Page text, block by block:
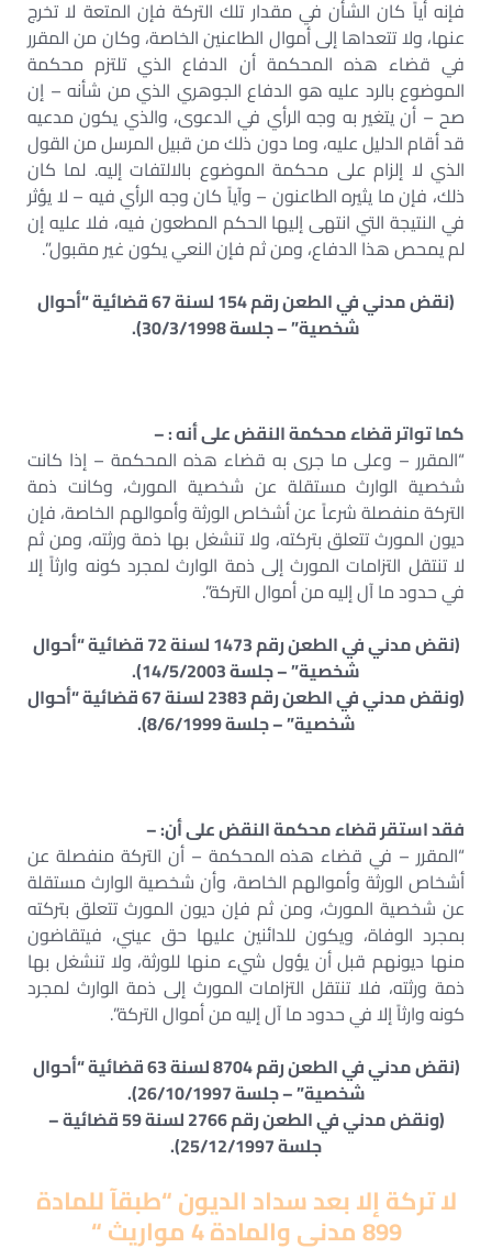
فإنه أياً كان الشأن في مقدار تلك التركة فإن المتعة لا تخرج
عنها، ولا تتعداها إلى أموال الطاعنين الخاصة، وكان من المقرر
في قضاء هذه المحكمة أن الدفاع الذي تلتزم محكمة
الموضوع بالرد عليه هو الدفاع الجوهري الذي من شأنه – إن
صح – أن يتغير به وجه الرأي في الدعوى، والذي يكون مدعيه
قد أقام الدليل عليه، وما دون ذلك من قبيل المرسل من القول
الذي لا إلزام على محكمة الموضوع بالالتفات إليه. لما كان
ذلك، فإن ما يثيره الطاعنون – وآياً كان وجه الرأي فيه – لا يؤثر
في النتيجة التي انتهى إليها الحكم المطعون فيه، فلا عليه إن
لم يمحص هذا الدفاع، ومن ثم فإن النعي يكون غير مقبول”.
(نقض مدني في الطعن رقم 154 لسنة 67 قضائية “أحوال
شخصية” – جلسة 30/3/1998).
كما تواتر قضاء محكمة النقض على أنه : –
“المقرر – وعلى ما جرى به قضاء هذه المحكمة – إذا كانت
شخصية الوارث مستقلة عن شخصية المورث، وكانت ذمة
التركة منفصلة شرعاً عن أشخاص الورثة وأموالهم الخاصة، فإن
ديون المورث تتعلق بتركته، ولا تنشغل بها ذمة ورثته، ومن ثم
لا تنتقل التزامات المورث إلى ذمة الوارث لمجرد كونه وارثاً إلا
في حدود ما آل إليه من أموال التركة”.
(نقض مدني في الطعن رقم 1473 لسنة 72 قضائية “أحوال
شخصية” – جلسة 14/5/2003).
(ونقض مدني في الطعن رقم 2383 لسنة 67 قضائية “أحوال
شخصية” – جلسة 8/6/1999).
فقد استقر قضاء محكمة النقض على أن: –
“المقرر – في قضاء هذه المحكمة – أن التركة منفصلة عن
أشخاص الورثة وأموالهم الخاصة، وأن شخصية الوارث مستقلة
عن شخصية المورث، ومن ثم فإن ديون المورث تتعلق بتركته
بمجرد الوفاة، ويكون للدائنين عليها حق عيني، فيتقاضون
منها ديونهم قبل أن يؤول شيء منها للورثة، ولا تنشغل بها
ذمة ورثته، فلا تنتقل التزامات المورث إلى ذمة الوارث لمجرد
كونه وارثاً إلا في حدود ما آل إليه من أموال التركة”.
(نقض مدني في الطعن رقم 8704 لسنة 63 قضائية “أحوال
شخصية” – جلسة 26/10/1997).
(ونقض مدني في الطعن رقم 2766 لسنة 59 قضائية –
جلسة 25/12/1997).
لا تركة إلا بعد سداد الديون “طبقآ للمادة
899 مدنى والمادة 4 مواريث “